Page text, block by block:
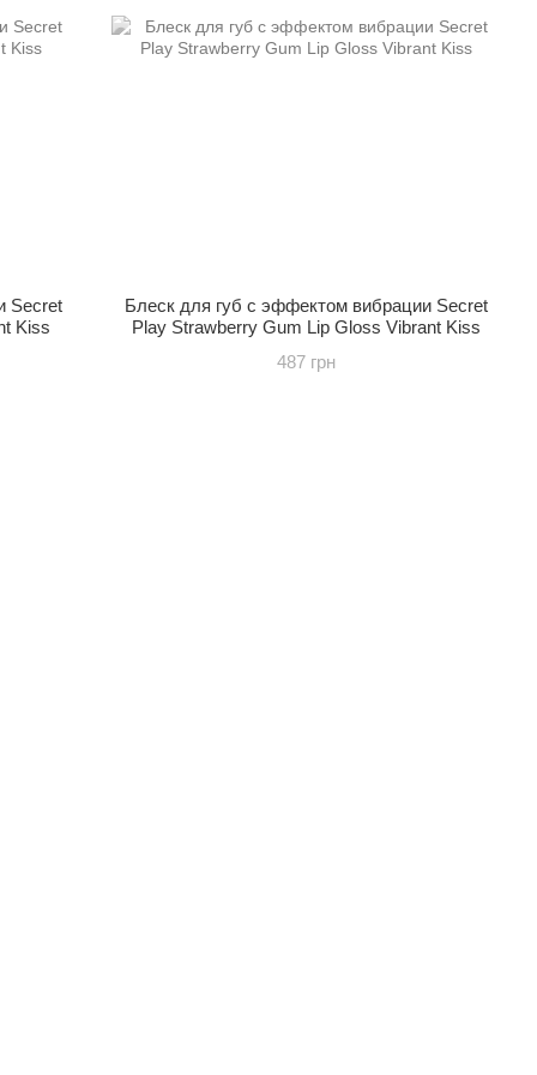
Secret
Kiss
Блеск для губ с эффектом вибрации Secret
Play Strawberry Gum Lip Gloss Vibrant Kiss
487 грн